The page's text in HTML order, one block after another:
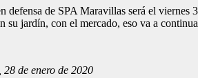
defensa de SPA Maravillas será el viernes
su jardín, con el mercado, eso va a
, 28 de enero de 2020